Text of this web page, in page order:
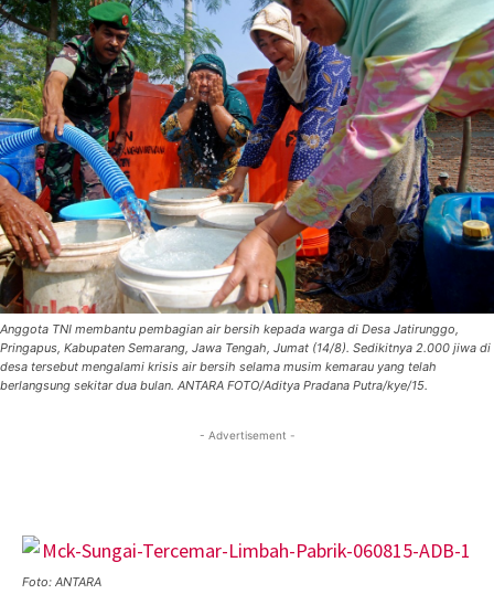
Anggota TNI membantu pembagian air bersih kepada warga di Desa Jatirunggo,
Pringapus, Kabupaten Semarang, Jawa Tengah, Jumat (14/8). Sedikitnya 2.000 jiwa di
desa tersebut mengalami krisis air bersih selama musim kemarau yang telah
berlangsung sekitar dua bulan. ANTARA FOTO/Aditya Pradana Putra/kye/15.
- Advertisement -
Foto: ANTARA